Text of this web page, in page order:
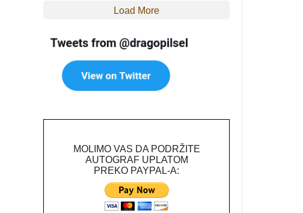
Load More
MOLIMO VAS DA PODRŽITE
AUTOGRAF UPLATOM
PREKO PAYPAL-A: